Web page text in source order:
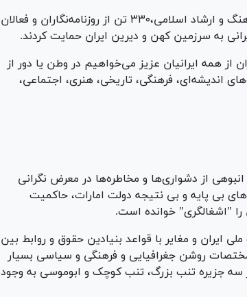
- به گزارش وزارت فرهنگ و ارشاد اسلامی،۳۳۰ تن از روزنامه‌نگاران و فعالان
از همه ایرانیان عزیز می‌خواهیم در وطن یا دور از
اندیشه‌ای، فرهنگی، تاریخی، هنری، اجتماعی،
انبوهی از دشواری‌ها و مخاطره‌ها در معرض نگرانی
بی پایه و بی نتیجه دولت امارات، حاکمیت
را "اشغالگری" خوانده است.
ایران و مغایر با قواعد بنیادین حقوق و روابط بین
روشن جغرافیایی و فرهنگی و سیاسی بسیار
جزیره تنب بزرگ، تنب کوچک و ابوموسی به وجود